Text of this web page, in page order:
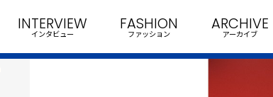
INTERVIEW
インタビュー
FASHION
ファッション
ARCHIVE
アーカイブ